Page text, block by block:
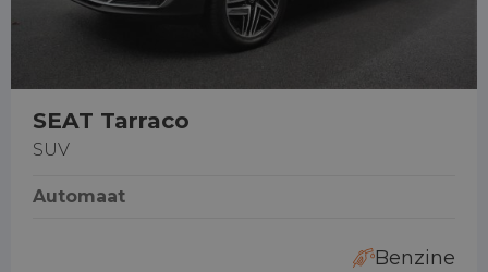
SEAT Tarraco
SUV
Automaat
Benzine